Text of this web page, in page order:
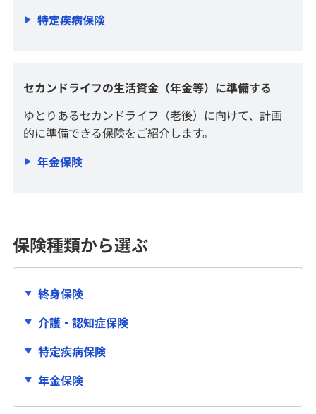
特定疾病保険
セカンドライフの生活資金（年金等）に準備する
ゆとりあるセカンドライフ（老後）に向けて、計画
的に準備できる保険をご紹介します。
年金保険
保険種類から選ぶ
終身保険
介護・認知症保険
特定疾病保険
年金保険